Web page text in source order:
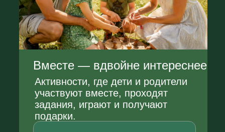
Главные события
Два дня
незабываемых
впечатлений
День 1